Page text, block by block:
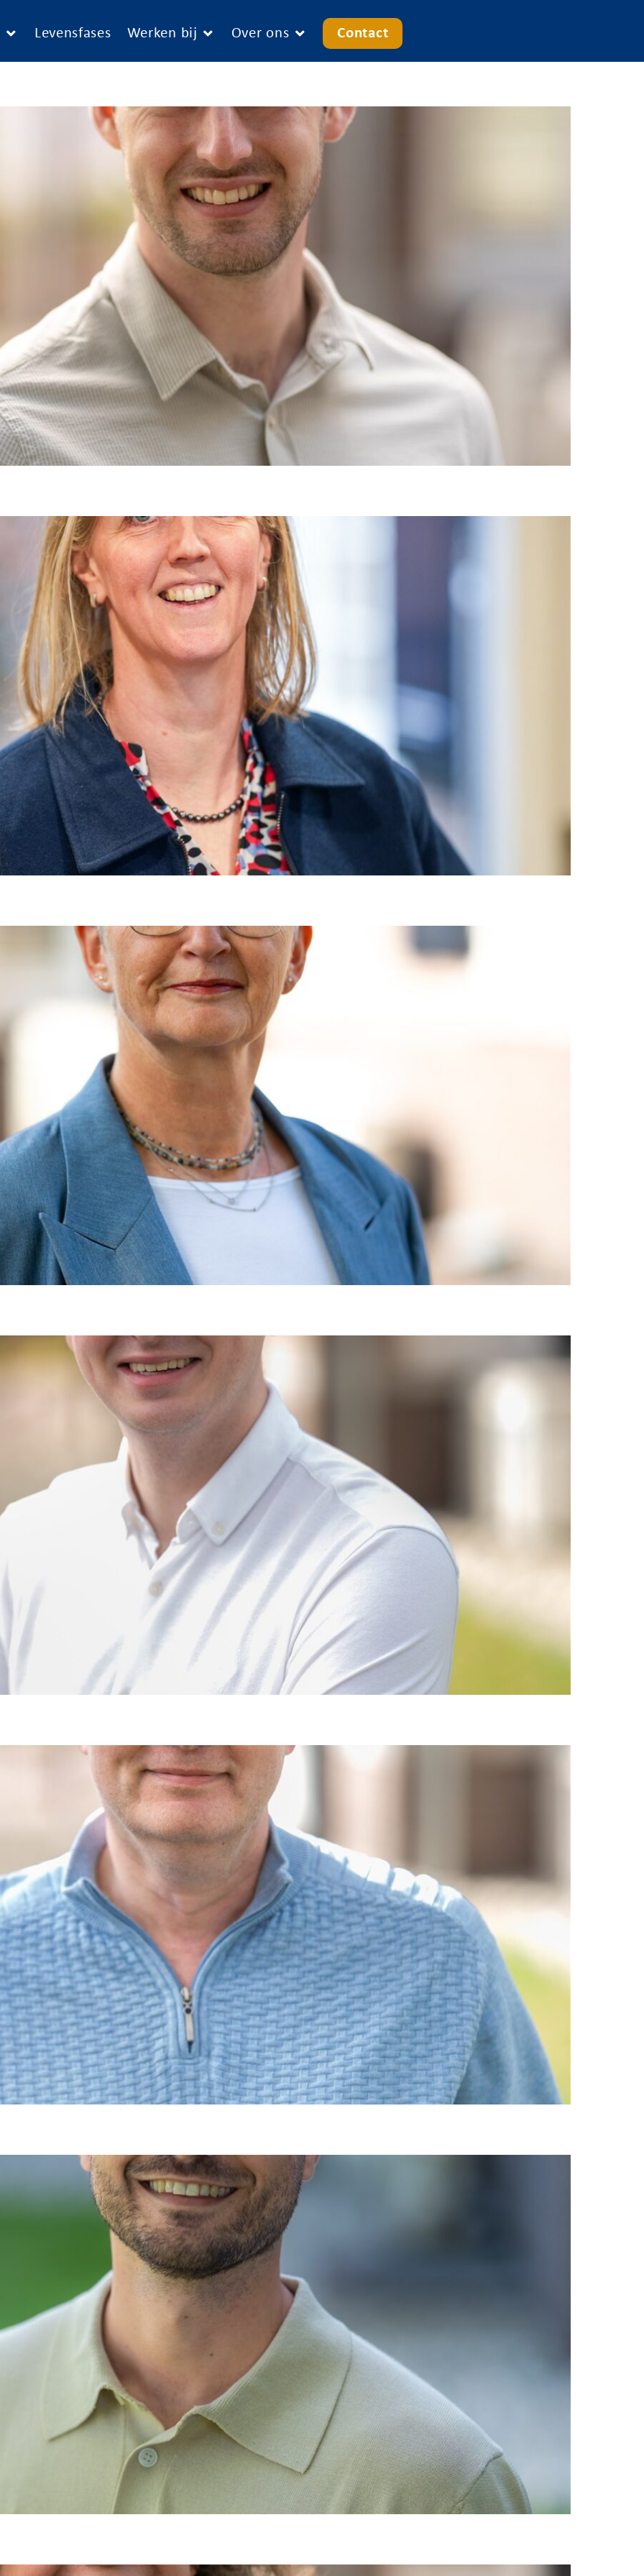
Levensfases Werken bij Over ons Contact